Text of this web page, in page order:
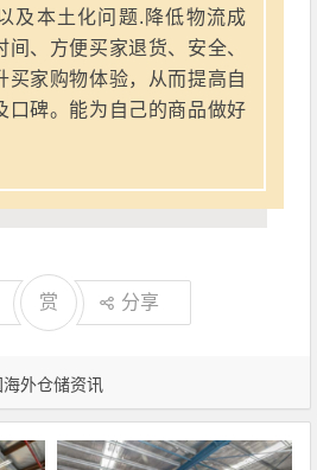
外仓储资讯
及本土化问题.降低物流成
间、方便买家退货、安全、
买家购物体验，从而提高自
口碑。能为自己的商品做好
赏 分享